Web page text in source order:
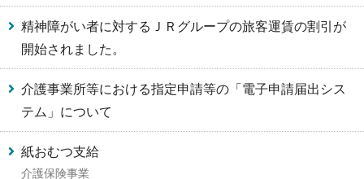
精神障がい者に対するＪＲグループの旅客運賃の割引が
開始されました。
介護事業所等における指定申請等の「電子申請届出シス
テム」について
紙おむつ支給
介護保険事業